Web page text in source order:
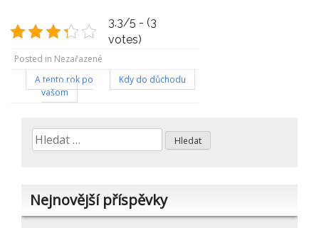
3.3/5 - (3
votes)
Posted in Nezařazené
Navigace
pro
příspěvek
A tento rok po
vašom
Kdy do důchodu
Vyhledávání
Nejnovější příspěvky